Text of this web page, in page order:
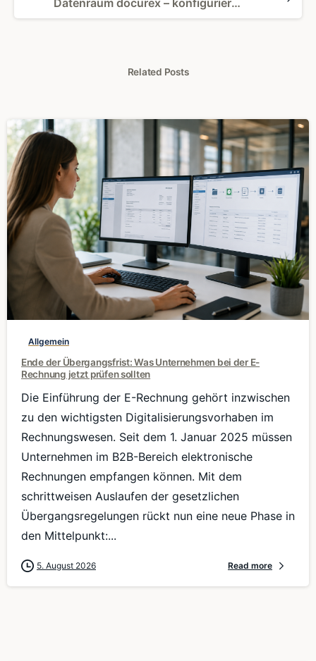
Related Posts
0
Allgemein
Ende der Übergangsfrist: Was Unternehmen bei der E-
Rechnung jetzt prüfen sollten
Die Einführung der E-Rechnung gehört inzwischen
zu den wichtigsten Digitalisierungsvorhaben im
Rechnungswesen. Seit dem 1. Januar 2025 müssen
Unternehmen im B2B-Bereich elektronische
Rechnungen empfangen können. Mit dem
schrittweisen Auslaufen der gesetzlichen
Übergangsregelungen rückt nun eine neue Phase in
den Mittelpunkt:...
5. August 2026 Read more